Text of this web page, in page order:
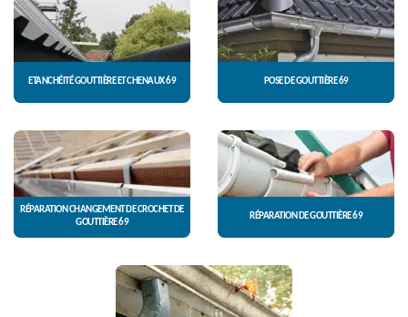
ETANCHÉITÉ GOUTTIÈRE ET CHENAUX 69 POSE DE GOUTTIÈRE 69
RÉPARATION CHANGEMENT DE CROCHET DE
GOUTTIÈRE 69
RÉPARATION DE GOUTTIÈRE 69